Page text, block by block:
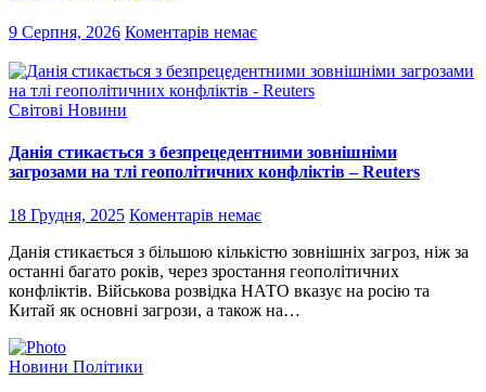
9 Серпня, 2026 Коментарів немає
Світові Новини
Данія стикається з безпрецедентними зовнішніми
загрозами на тлі геополітичних конфліктів – Reuters
18 Грудня, 2025 Коментарів немає
Данія стикається з більшою кількістю зовнішніх загроз, ніж за
останні багато років, через зростання геополітичних
конфліктів. Військова розвідка НАТО вказує на росію та
Китай як основні загрози, а також на…
Новини Політики